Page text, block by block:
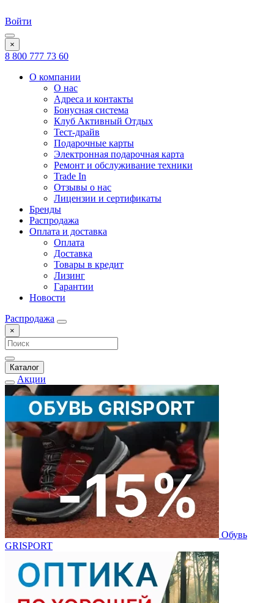
Войти
×
8 800 777 73 60
О компании
О нас
Адреса и контакты
Бонусная система
Клуб Активный Отдых
Тест-драйв
Подарочные карты
Электронная подарочная карта
Ремонт и обслуживание техники
Trade In
Отзывы о нас
Лицензии и сертификаты
Бренды
Распродажа
Оплата и доставка
Оплата
Доставка
Товары в кредит
Лизинг
Гарантии
Новости
Распродажа
×
Каталог
Акции
Обувь
GRISPORT